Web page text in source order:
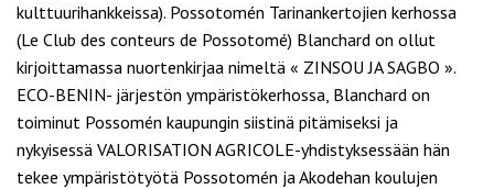
kulttuurihankkeissa). Possotomén Tarinankertojien kerhossa
(Le Club des conteurs de Possotomé) Blanchard on ollut
kirjoittamassa nuortenkirjaa nimeltä « ZINSOU JA SAGBO ».
ECO-BENIN- järjestön ympäristökerhossa, Blanchard on
toiminut Possomén kaupungin siistinä pitämiseksi ja
nykyisessä VALORISATION AGRICOLE-yhdistyksessään hän
tekee ympäristötyötä Possotomén ja Akodehan koulujen